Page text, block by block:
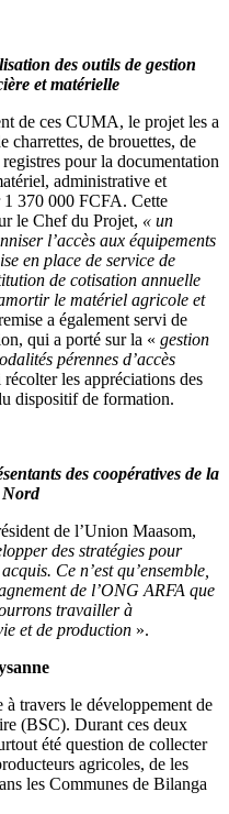
des outils de gestion
et matérielle
de ces CUMA, le projet les a
charrettes, de brouettes, de
pour la documentation
administrative et
1 370 000 FCFA. Cette
le Chef du Projet, « un
l’accès aux équipements
en place de service de
de cotisation annuelle
le matériel agricole et
a également servi de
qui a porté sur la « gestion
pérennes d’accès
récolter les appréciations des
dispositif de formation.
des coopératives de la
de l’Union Maasom,
des stratégies pour
Ce n’est qu’ensemble,
de l’ONG ARFA que
travailler à
et de production ».
travers le développement de
(BSC). Durant ces deux
été question de collecter
agricoles, de les
les Communes de Bilanga